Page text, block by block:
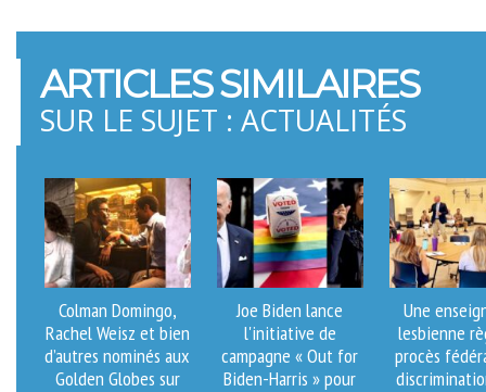
ARTICLES SIMILAIRES
SUR LE SUJET : ACTUALITÉS
Colman Domingo,
Rachel Weisz et bien
d’autres nominés aux
Golden Globes sur
Joe Biden lance
l'initiative de
campagne « Out for
Biden-Harris » pour
Une
lesbienne
procès